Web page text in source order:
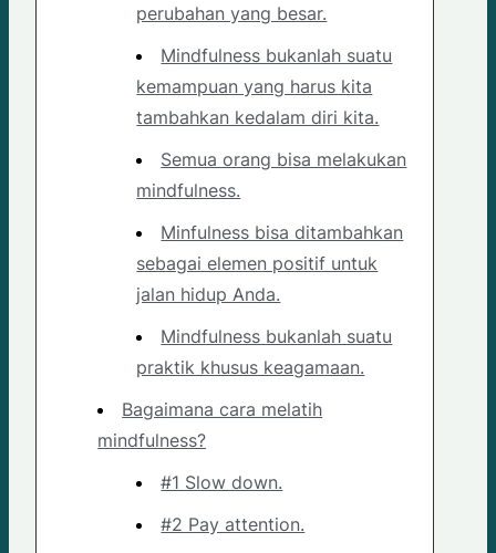
perubahan yang besar.
Mindfulness bukanlah suatu
kemampuan yang harus kita
tambahkan kedalam diri kita.
Semua orang bisa melakukan
mindfulness.
Minfulness bisa ditambahkan
sebagai elemen positif untuk
jalan hidup Anda.
Mindfulness bukanlah suatu
praktik khusus keagamaan.
Bagaimana cara melatih
mindfulness?
#1 Slow down.
#2 Pay attention.